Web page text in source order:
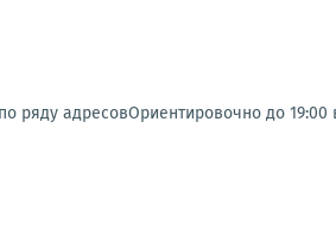
ряду адресовОриентировочно до 19:00